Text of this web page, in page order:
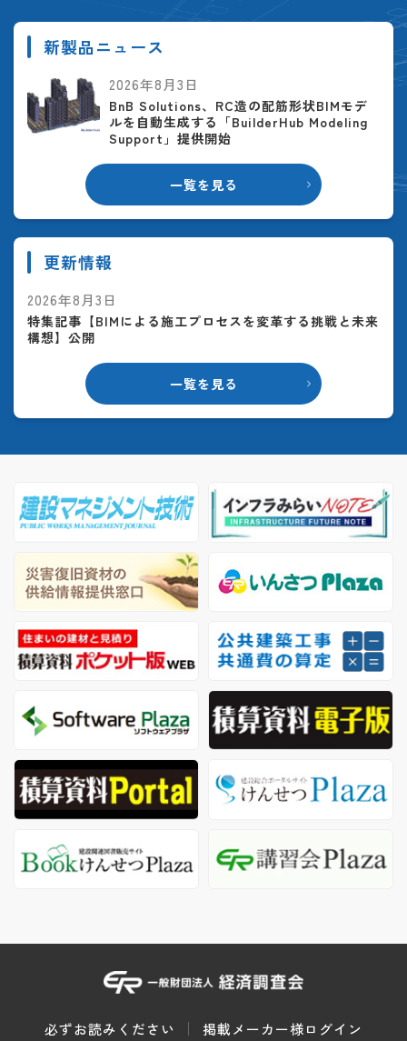
新製品ニュース
一覧を見る
2026年8月3日
BnB Solutions、RC造の配筋形状BIMモデ
ルを自動生成する「BuilderHub Modeling
Support」提供開始
更新情報
一覧を見る
2026年8月3日
特集記事【BIMによる施工プロセスを変革する挑戦と未来
構想】公開
必ずお読みください 掲載メーカー様ログイン